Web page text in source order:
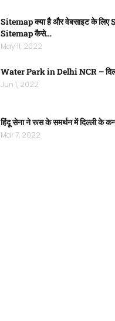
Sitemap क्या है और वेबसाइट के
Sitemap कैसे…
May 11, 2022
Water Park in Delhi NCR –
Jun 1, 2022
हिंदू सेना ने रूस के समर्थन में दिल्ली के
Mar 7, 2022